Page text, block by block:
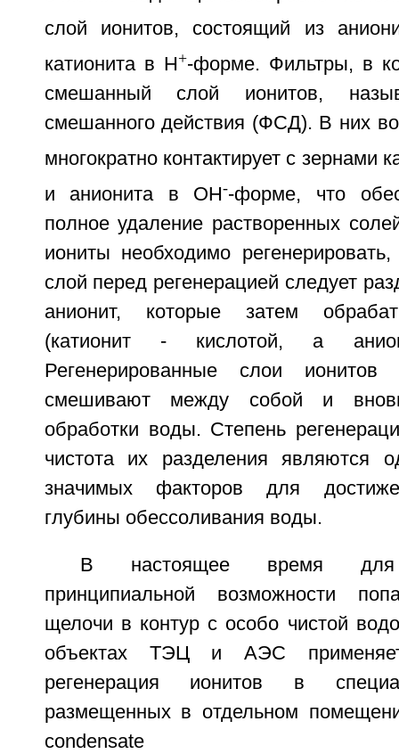
слой ионитов, состоящий из
катионита в H+-форме. Фильтры, в
смешанный слой ионитов,
смешанного действия (ФСД). В них
многократно контактирует с зернами
и анионита в OH--форме, что
полное удаление растворенных
иониты необходимо
слой перед регенерацией следует
анионит, которые затем
(катионит - кислотой, а
Регенерированные слои
смешивают между собой и
обработки воды. Степень
чистота их разделения являются
значимых факторов для
глубины обессоливания воды.
В настоящее время для
принципиальной возможности
щелочи в контур с особо чистой
объектах ТЭЦ и АЭС
регенерация ионитов в
размещенных в отдельном
condensate